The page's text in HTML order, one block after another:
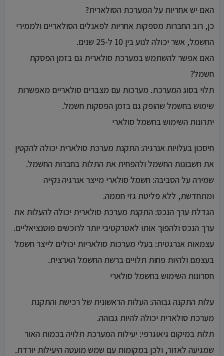
האם יש אחריות על המערכת הסולארית?
כן, רוב החברות מספקות אחריות לפאנלים הסולאריים ולממירי
החשמל, אשר יכולה לנוע בין 10 ל-25 שנים.
האם אפשר להשתמש במערכת סולארית גם בזמן הפסקת
חשמל?
תלוי בסוג המערכת. מערכות עם מצברים סולאריים מאפשרות
שימוש בחשמל שהופק גם בזמן הפסקות חשמל.
יתרונות השימוש בחשמל סולארי
חיסכון בעלויות אנרגיה: התקנת מערכת סולארית יכולה להקטין
את חשבונות החשמל ולהפחית את התלות בחברות החשמל.
שמירה על הסביבה: חשמל סולארי מייצר אנרגיה נקייה
ומתחדשת, ללא פליטת גזי חממה.
הגדלת ערך הנכס: התקנת מערכת סולארית יכולה להעלות את
ערך הנכס ולהפוך אותו לאטרקטיבי יותר לרוכשים פוטנציאליים.
עצמאות אנרגטית: בעלי מערכות סולאריות יכולים לייצר חשמל
בעצמם ולהיות פחות תלויים ברשת החשמל הארצית.
חסרונות השימוש בחשמל סולארי
עלות התקנה גבוהה: העלות הראשונית של רכישת והתקנת
מערכת סולארית יכולה להיות גבוהה.
תלות במיקום גיאוגרפי: יעילות המערכת תלויה בכמות האור
שמגיעה לאזור, ולכן במקומות עם שמש מועטה היעילות יורדת.